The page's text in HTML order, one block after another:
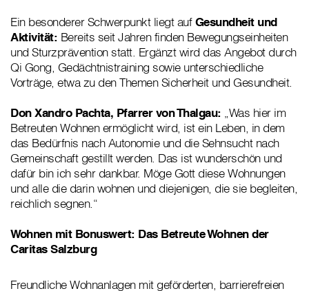
Ein besonderer Schwerpunkt liegt aufGesundheit und
Aktivität: Bereits seit Jahren finden Bewegungseinheiten
und Sturzprävention statt. Ergänzt wird das Angebot durch
Qi Gong, Gedächtnistraining sowie unterschiedliche
Vorträge, etwa zu den Themen Sicherheit und Gesundheit.
Don Xandro Pachta, Pfarrer von Thalgau: „Was hier im
Betreuten Wohnen ermöglicht wird, ist ein Leben, in dem
das Bedürfnis nach Autonomie und die Sehnsucht nach
Gemeinschaft gestillt werden. Das ist wunderschön und
dafür bin ich sehr dankbar. Möge Gott diese Wohnungen
und alle die darin wohnen und diejenigen, die sie begleiten,
reichlich segnen.“
Wohnen mit Bonuswert: Das Betreute Wohnen der
Caritas Salzburg
Freundliche Wohnanlagen mit geförderten, barrierefreien